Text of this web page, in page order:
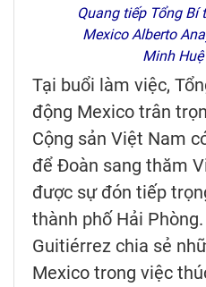
Quang tiếp Tổng
Mexico Alberto
Minh
Tại buổi làm việc,
động Mexico trân
Cộng sản Việt Nam
để Đoàn sang thăm
được sự đón tiếp
thành phố Hải
Guitiérrez chia sẻ
Mexico trong việc